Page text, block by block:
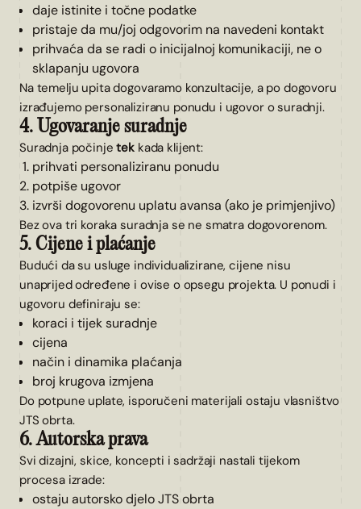
daje istinite i točne podatke
pristaje da mu/joj odgovorim na navedeni kontakt
prihvaća da se radi o inicijalnoj komunikaciji, ne o
sklapanju ugovora
Na temelju upita dogovaramo konzultacije, a po dogovoru
izrađujemo personaliziranu ponudu i ugovor o suradnji.
4. Ugovaranje suradnje
Suradnja počinjetek kada klijent:
prihvati personaliziranu ponudu
potpiše ugovor
izvrši dogovorenu uplatu avansa (ako je primjenjivo)
Bez ova tri koraka suradnja se ne smatra dogovorenom.
5. Cijene i plaćanje
Budući da su usluge individualizirane, cijene nisu
unaprijed određene i ovise o opsegu projekta. U ponudi i
ugovoru definiraju se:
koraci i tijek suradnje
cijena
način i dinamika plaćanja
broj krugova izmjena
Do potpune uplate, isporučeni materijali ostaju vlasništvo
JTS obrta.
6. Autorska prava
Svi dizajni, skice, koncepti i sadržaji nastali tijekom
procesa izrade:
ostaju autorsko djelo JTS obrta